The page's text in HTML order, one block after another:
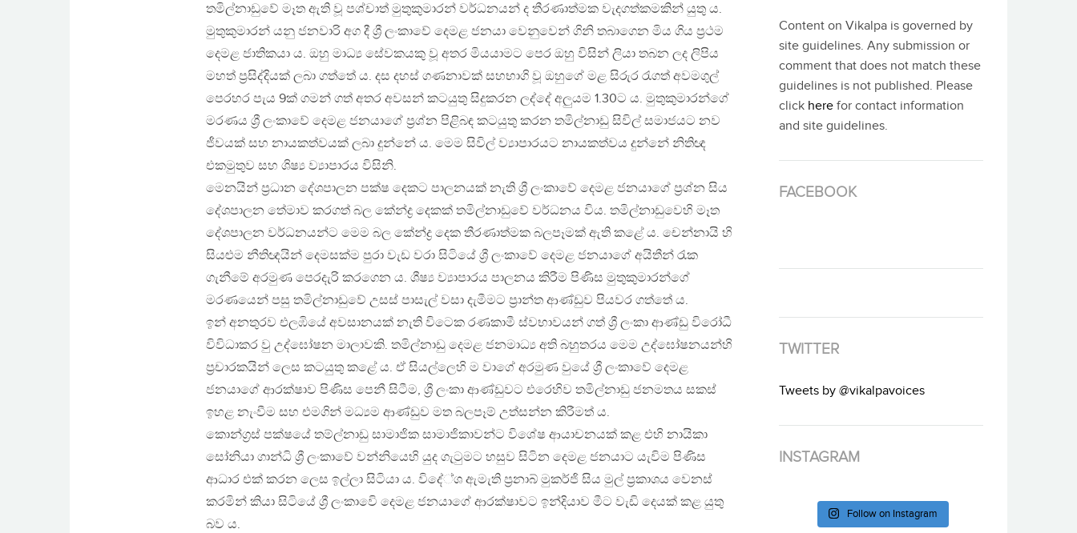
තමිල්නාඩුවේ මෑත ඇති වූ පශ්චාත් මුතුකුමාරන් වර්ධනයන් ද තීරණාත්මක වැදගත්කමකින් යුතු ය.
මුතුකුමාරන් යනු ජනවාරි අග දී ශ්‍රී ලංකාවේ දෙමළ ජනයා වෙනුවෙන් ගිනි තබාගෙන මිය ගිය ප්‍රථම
දෙමළ ජාතිකයා ය. ඔහු මාධ්‍ය සේවකයකු වූ අතර මියයාමට පෙර ඔහු විසින් ලියා තබන ලද ලිපිය
මහත් ප්‍රසිද්දියක් ලබා ගත්තේ ය. දස දහස් ගණනාවක් සහභාගි වූ ඔහුගේ මළ සිරුර රැගත් අවමගුල්
පෙරහර පැය 9ක් ගමන් ගත් අතර අවසන් කටයුතු සිදුකරන ලද්දේ අලුයම 1.30ට ය. මුතුකුමාරන්ගේ
මරණය ශ්‍රී ලංකාවේ දෙමළ ජනයාගේ ප්‍රශ්න පිළිබඳ කටයුතු කරන තමිල්නාඩු සිවිල් සමාජයට නව
ජීවයක් සහ නායකත්වයක් ලබා දුන්නේ ය. මෙම සිවිල් ව්‍යාපාරයට නායකත්වය දුන්නේ නිතිඥ
එකමුතුව සහ ශිෂ්‍ය ව්‍යාපාරය විසිනි.
මෙනයින් ප්‍රධාන දේශපාලන පක්ෂ දෙකට පාලනයක් නැති ශ්‍රී ලංකාවේ දෙමළ ජනයාගේ ප්‍රශ්න සිය
දේශපාලන තේමාව කරගත් බල කේන්ද්‍ර දෙකක් තමිල්නාඩුවේ වර්ධනය විය. තමිල්නාඩුවෙහි මෑත
දේශපාලන වර්ධනයන්ට මෙම බල කේන්ද්‍ර දෙක තීරණාත්මක බලපෑමක් ඇති කළේ ය. චෙන්නායි හි
සියළුම නීතිඥයින් දෙමසක්ම පුරා වැඩ වරා සිටියේ ශ්‍රී ලංකාවේ දෙමළ ජනයාගේ අයිතීන් රැක
ගැනීමේ අරමුණ පෙරදැරි කරගෙන ය. ශීෂ්‍ය ව්‍යාපාරය පාලනය කිරීම පිණිස මුතුකුමාරන්ගේ
මරණයෙන් පසු තමිල්නාඩුවේ උසස් පාසැල් වසා දැමීමට ප්‍රාන්ත ආණ්ඩුව පියවර ගත්තේ ය.
ඉන් අනතුරව එලඹියේ අවසානයක් නැති විටෙක රණකාමී ස්වභාවයන් ගත් ශ්‍රී ලංකා ආණ්ඩු විරෝධී
විවිධාකර වු උද්ඝෝෂන මාලාවකි. තමිල්නාඩු දෙමළ ජනමාධ්‍ය අති බහුතරය මෙම උද්ඝෝෂනයන්හි
ප්‍රචාරකයින් ලෙස කටයුතු කළේ ය. ඒ සියල්ලෙහි ම වාගේ අරමුණ වුයේ ශ්‍රී ලංකාවේ දෙමළ
ජනයාගේ ආරක්ෂාව පිණිස පෙනී සිටීම, ශ්‍රී ලංකා ආණ්ඩුවට එරෙහිව තමිල්නාඩු ජනමතය සකස්
ඉහළ නැංවීම සහ එමගින් මධ්‍යම ආණ්ඩුව මත බලපෑම් උත්සන්න කිරීමත් ය.
කොන්ග්‍රස් පක්ෂයේ තම්ල්නාඩු සාමාජික සාමාජිකාවන්ට විශේෂ ආයාචනයක් කළ එහි නායිකා
සෝනියා ගාන්ධි ශ්‍රී ලංකාවේ වන්නියෙහි යුද ගැටුමට හසුව සිටින දෙමළ ජනයාට යැවිම පිණිස
ආධාර එක් කරන ලෙස ඉල්ලා සිටියා ය. විදේ්ශ ඇමැති ප්‍රනාබ් මුකර්ජි සිය මුල් ප්‍රකාශය වෙනස්
කරමින් කියා සිටියේ ශ්‍රී ලංකාවෙි දෙමළ ජනයාගේ ආරක්ෂාවට ඉන්දියාව මීට වැඩි දෙයක් කළ යුතු
බව ය.
Content on Vikalpa is governed by
site guidelines. Any submission or
comment that does not match these
guidelines is not published. Please
click here for contact information
and site guidelines.
FACEBOOK
TWITTER
Tweets by @vikalpavoices
INSTAGRAM
Follow on Instagram